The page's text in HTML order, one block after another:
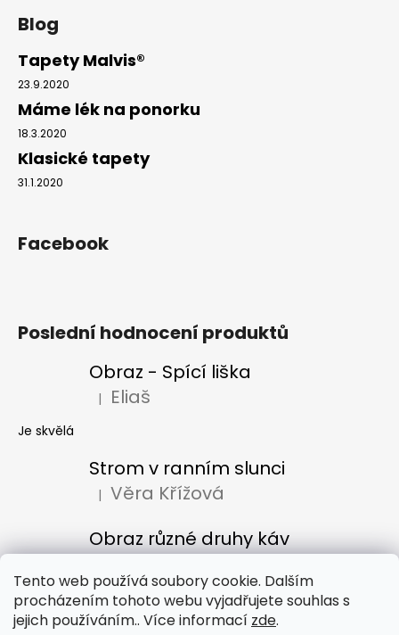
Tento web používá soubory cookie. Dalším
procházením tohoto webu vyjadřujete souhlas s
jejich používáním.. Více informací zde.
Blog
Tapety Malvis®
23.9.2020
Máme lék na ponorku
18.3.2020
Klasické tapety
31.1.2020
Facebook
Poslední hodnocení produktů
Obraz - Spící liška
Hodnocení produktu je 5 z 5 hvězdiček.
| Eliaš
Je skvělá
Strom v ranním slunci
Hodnocení produktu je 5 z 5 hvězdiček.
| Věra Křížová
Obraz různé druhy káv
Hodnocení produktu je 5 z 5 hvězdiček.